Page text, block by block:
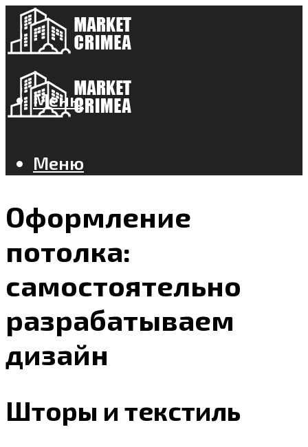
Меню
Меню
Оформление
потолка:
самостоятельно
разрабатываем
дизайн
Шторы и текстиль